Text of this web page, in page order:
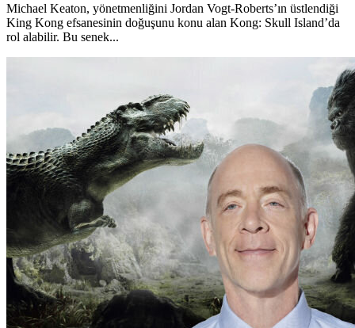
Michael Keaton, yönetmenliğini Jordan Vogt-Roberts’ın üstlendiği
King Kong efsanesinin doğuşunu konu alan Kong: Skull Island’da
rol alabilir. Bu senek...